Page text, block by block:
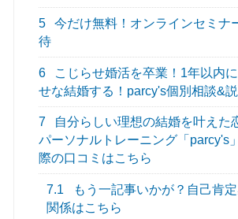
5
今だけ無料！オンラインセミナ
待
6
こじらせ婚活を卒業！1年以内
せな結婚する！parcy's個別相談&
7
自分らしい理想の結婚を叶えた
パーソナルトレーニング「parcy's
際の口コミはこちら
7.1
もう一記事いかが？自己肯
関係はこちら